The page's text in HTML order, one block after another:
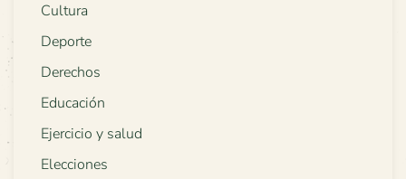
Cultura
Deporte
Derechos
Educación
Ejercicio y salud
Elecciones